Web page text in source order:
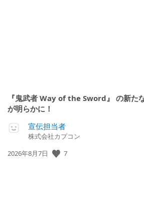
『鬼武者 Way of the Sword』 の新た
が明らかに！
宣伝担当者
株式会社カプコン
公
2026年8月7日 7